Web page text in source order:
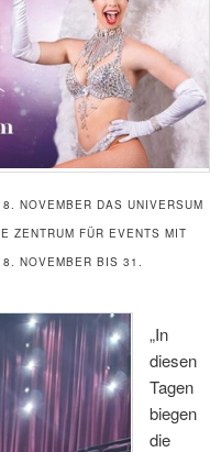
NOVEMBER DAS UNIVERSUM
ZENTRUM FÜR EVENTS MIT
NOVEMBER BIS 31.
„In
diesen
Tagen
biegen
die